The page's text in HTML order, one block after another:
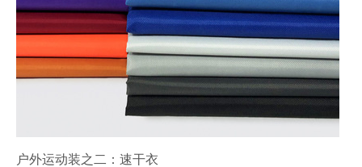
户外运动装之二：速干衣